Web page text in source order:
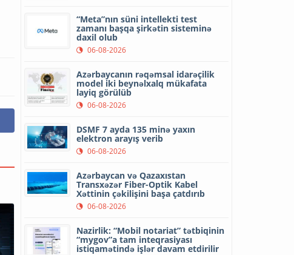
“Meta”nın süni intellekti test
zamanı başqa şirkətin sisteminə
daxil olub
06-08-2026
Azərbaycanın rəqəmsal idarəçilik
model iki beynəlxalq mükafata
layiq görülüb
06-08-2026
DSMF 7 ayda 135 minə yaxın
elektron arayış verib
06-08-2026
Azərbaycan və Qazaxıstan
Transxəzər Fiber-Optik Kabel
Xəttinin çəkilişini başa çatdırıb
06-08-2026
Nazirlik: “Mobil notariat” tətbiqinin
“mygov”a tam inteqrasiyası
istiqamətində işlər davam etdirilir